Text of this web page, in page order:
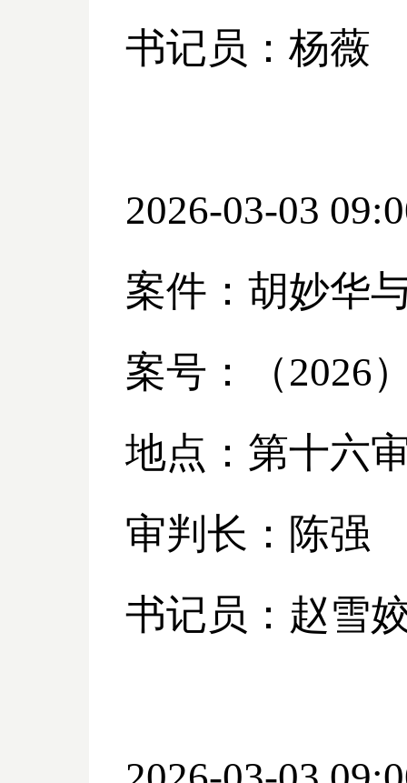
书记员：杨薇
2026-03-03
案件：胡妙华
案号：（2026
地点：第十六
审判长：陈强
书记员：赵雪